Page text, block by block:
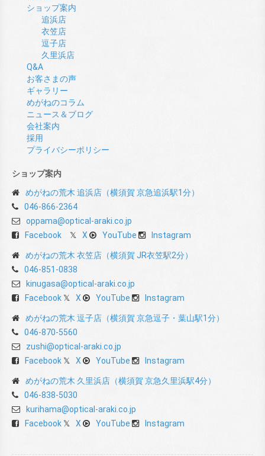
ショップ案内
追浜店
衣笠店
逗子店
久里浜店
Q&A
お客さまの声
ギャラリー
めがねのコラム
ニュース＆ブログ
会社案内
採用
プライバシーポリシー
ショップ案内
めがねの荒木 追浜店（横須賀 京急追浜駅1分）
046-866-2364
oppama@optical-araki.co.jp
Facebook
X YouTube Instagram
めがねの荒木 衣笠店（横須賀 JR衣笠駅2分）
046-851-0838
kinugasa@optical-araki.co.jp
Facebook
X YouTube Instagram
めがねの荒木 逗子店（横須賀 京急逗子・葉山駅1分）
046-870-5560
zushi@optical-araki.co.jp
Facebook
X YouTube Instagram
めがねの荒木 久里浜店（横須賀 京急久里浜駅4分）
046-838-5030
kurihama@optical-araki.co.jp
Facebook
X YouTube Instagram